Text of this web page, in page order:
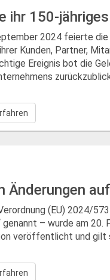
ihr 150-
2024 feierte die
Kunden, Partner,
Ereignis bot die
Änderungen
(EU) 2024/
genannt – wurde am
veröffentlicht und gilt